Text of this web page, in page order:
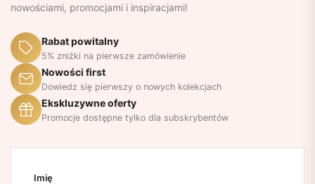
nowościami, promocjami i inspiracjami!
Rabat powitalny
5% zniżki na pierwsze zamówienie
Nowości first
Dowiedz się pierwszy o nowych kolekcjach
Ekskluzywne oferty
Promocje dostępne tylko dla subskrybentów
Imię